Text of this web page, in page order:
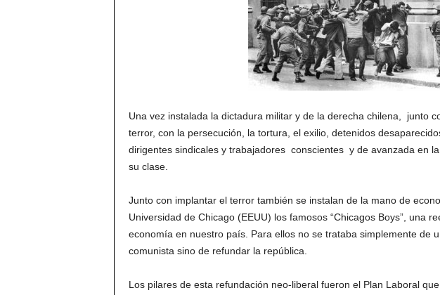
Una vez instalada la dictadura militar y de la derecha chilena, junto
terror, con la persecución, la tortura, el exilio, detenidos
dirigentes sindicales y trabajadores conscientes y de avanzada en
su clase.
Junto con implantar el terror también se instalan de la mano de
Universidad de Chicago (EEUU) los famosos “Chicagos Boys”, una
economía en nuestro país. Para ellos no se trataba simplemente de
comunista sino de refundar la república.
Los pilares de esta refundación neo-liberal fueron el Plan Laboral